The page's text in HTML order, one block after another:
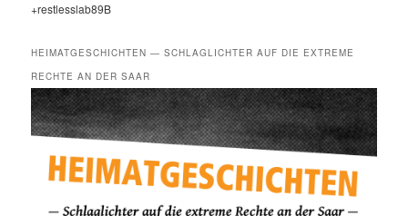
+restlesslab89B
HEIMATGESCHICHTEN — SCHLAGLICHTER AUF DIE EXTREME
RECHTE AN DER SAAR